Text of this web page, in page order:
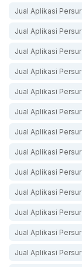
Jual Aplikasi
Jual Aplikasi
Jual Aplikasi
Jual Aplikasi
Jual Aplikasi
Jual Aplikasi
Jual Aplikasi
Jual Aplikasi
Jual Aplikasi
Jual Aplikasi
Jual Aplikasi
Jual Aplikasi
Jual Aplikasi